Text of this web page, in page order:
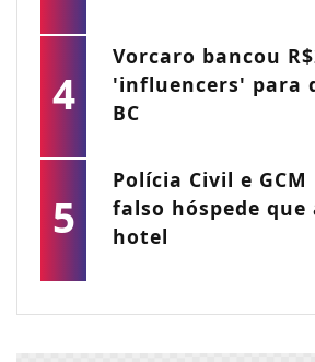
4
Vorcaro bancou
'influencers' para
BC
5
Polícia Civil e
falso hóspede que
hotel